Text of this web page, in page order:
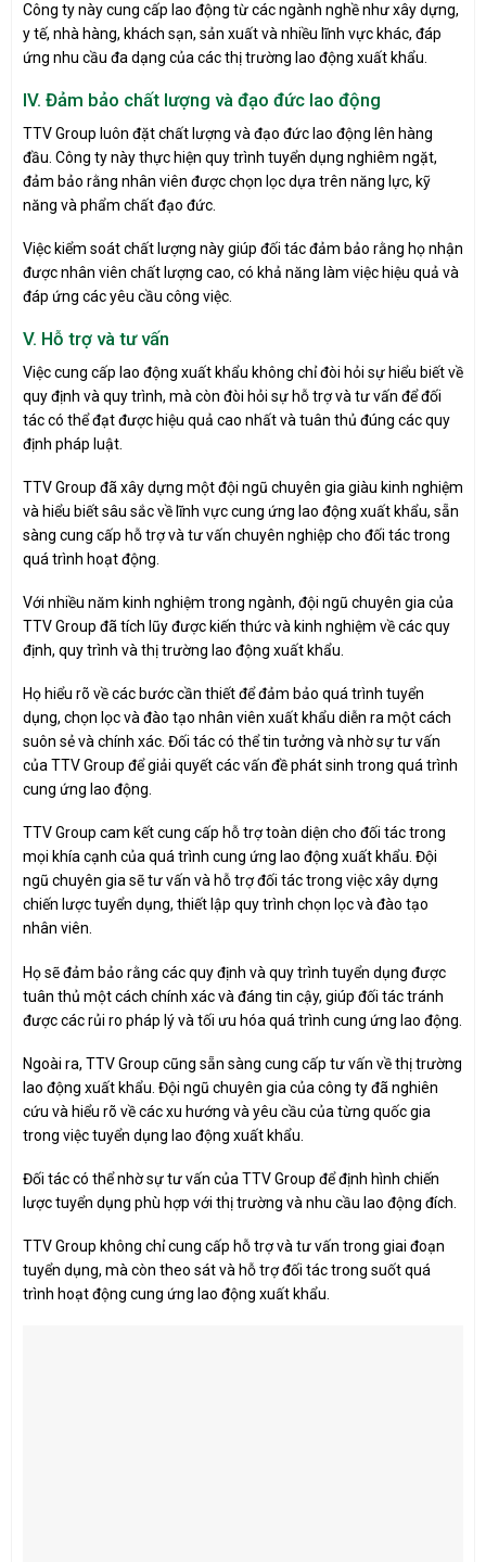
Công ty này cung cấp lao động từ các ngành nghề như xây dựng,
y tế, nhà hàng, khách sạn, sản xuất và nhiều lĩnh vực khác, đáp
ứng nhu cầu đa dạng của các thị trường lao động xuất khẩu.
IV. Đảm bảo chất lượng và đạo đức lao động
TTV Group luôn đặt chất lượng và đạo đức lao động lên hàng
đầu. Công ty này thực hiện quy trình tuyển dụng nghiêm ngặt,
đảm bảo rằng nhân viên được chọn lọc dựa trên năng lực, kỹ
năng và phẩm chất đạo đức.
Việc kiểm soát chất lượng này giúp đối tác đảm bảo rằng họ nhận
được nhân viên chất lượng cao, có khả năng làm việc hiệu quả và
đáp ứng các yêu cầu công việc.
V. Hỗ trợ và tư vấn
Việc cung cấp lao động xuất khẩu không chỉ đòi hỏi sự hiểu biết về
quy định và quy trình, mà còn đòi hỏi sự hỗ trợ và tư vấn để đối
tác có thể đạt được hiệu quả cao nhất và tuân thủ đúng các quy
định pháp luật.
TTV Group đã xây dựng một đội ngũ chuyên gia giàu kinh nghiệm
và hiểu biết sâu sắc về lĩnh vực cung ứng lao động xuất khẩu, sẵn
sàng cung cấp hỗ trợ và tư vấn chuyên nghiệp cho đối tác trong
quá trình hoạt động.
Với nhiều năm kinh nghiệm trong ngành, đội ngũ chuyên gia của
TTV Group đã tích lũy được kiến thức và kinh nghiệm về các quy
định, quy trình và thị trường lao động xuất khẩu
Họ hiểu rõ về các bước cần thiết để đảm bảo quá trình tuyển
dụng, chọn lọc và đào tạo nhân viên xuất khẩu diễn ra một cách
suôn sẻ và chính xác. Đối tác có thể tin tưởng và nhờ sự tư vấn
của TTV Group để giải quyết các vấn đề phát sinh trong quá trình
cung ứng lao động.
TTV Group cam kết cung cấp hỗ trợ toàn diện cho đối tác trong
mọi khía cạnh của quá trình cung ứng lao động xuất khẩu. Đội
ngũ chuyên gia sẽ tư vấn và hỗ trợ đối tác trong việc xây dựng
chiến lược tuyển dụng, thiết lập quy trình chọn lọc và đào tạo
nhân viên.
Họ sẽ đảm bảo rằng các quy định và quy trình tuyển dụng được
tuân thủ một cách chính xác và đáng tin cậy, giúp đối tác tránh
được các rủi ro pháp lý và tối ưu hóa quá trình cung ứng lao động.
Ngoài ra, TTV Group cũng sẵn sàng cung cấp tư vấn về thị trường
lao động xuất khẩu. Đội ngũ chuyên gia của công ty đã nghiên
cứu và hiểu rõ về các xu hướng và yêu cầu của từng quốc gia
trong việc tuyển dụng lao động xuất khẩu.
Đối tác có thể nhờ sự tư vấn của TTV Group để định hình chiến
lược tuyển dụng phù hợp với thị trường và nhu cầu lao động đích.
TTV Group không chỉ cung cấp hỗ trợ và tư vấn trong giai đoạn
tuyển dụng, mà còn theo sát và hỗ trợ đối tác trong suốt quá
trình hoạt động cung ứng lao động xuất khẩu.